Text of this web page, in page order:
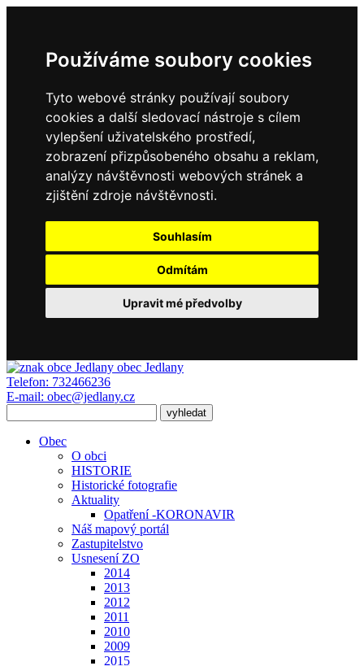
Používáme soubory cookies
Tyto webové stránky používají soubory
cookies a další sledovací nástroje s cílem
vylepšení uživatelského prostředí,
zobrazení přizpůsobeného obsahu a reklam,
analýzy návštěvnosti webových stránek a
zjištění zdroje návštěvnosti.
Souhlasím
Odmítám
Upravit mé předvolby
obec Jedlany
Telefon: 732466236
E-mail: obec@jedlany.cz
Obec
O obci
HISTORIE
Historické fotografie
Aktuality
Opatření -KORONAVIR
Náš mapový portál
Zastupitelstvo
Usnesení ZO
2014
2013
2012
2011
2010
2009
2015